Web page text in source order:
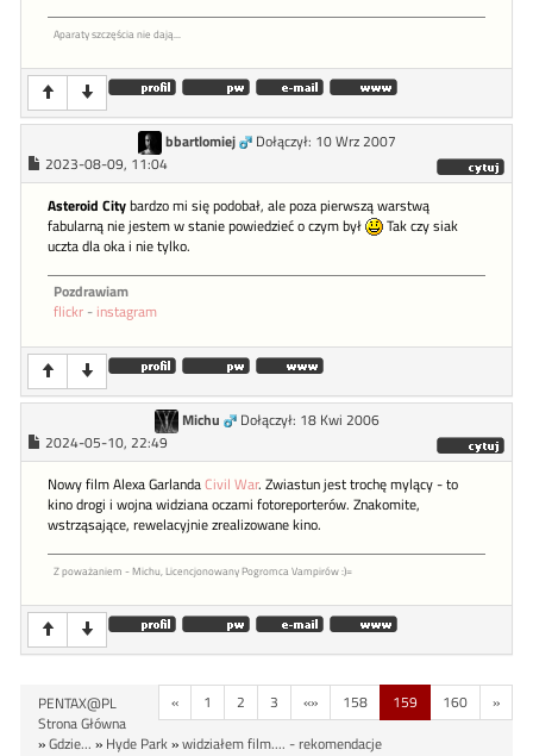
Aparaty szczęścia nie dają...
bbartlomiej
Dołączył: 10 Wrz 2007
2023-08-09, 11:04
Asteroid Citybardzo mi się podobał, ale poza pierwszą warstwą
fabularną nie jestem w stanie powiedzieć o czym był
Tak czy siak
uczta dla oka i nie tylko.
Pozdrawiam
flickr - instagram
Michu
Dołączył: 18 Kwi 2006
2024-05-10, 22:49
Nowy film Alexa GarlandaCivil War. Zwiastun jest trochę mylący - to
kino drogi i wojna widziana oczami fotoreporterów. Znakomite,
wstrząsające, rewelacyjnie zrealizowane kino.
Z poważaniem - Michu, Licencjonowany Pogromca Vampirów :)=
« 1 2 3 «» 158 159 160 »
PENTAX@PL
Strona Główna
»Gdzie... » Hyde Park»widziałem film.... - rekomendacje